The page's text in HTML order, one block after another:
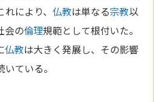
れにより、仏教は単なる宗教以
会の倫理規範として根付いた。
仏教は大きく発展し、その影響
ている。